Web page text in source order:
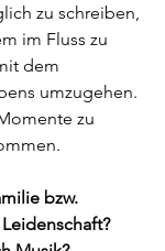
zu schreiben,
im Fluss zu
dem
umzugehen.
zu
bzw.